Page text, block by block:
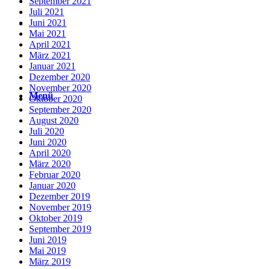
Suche
MenüMenü
Juli 2021
Juni 2021
Mai 2021
April 2021
März 2021
Januar 2021
Dezember 2020
November 2020
Oktober 2020
September 2020
August 2020
Juli 2020
Juni 2020
April 2020
März 2020
Februar 2020
Januar 2020
Dezember 2019
November 2019
Oktober 2019
September 2019
Juni 2019
Mai 2019
März 2019